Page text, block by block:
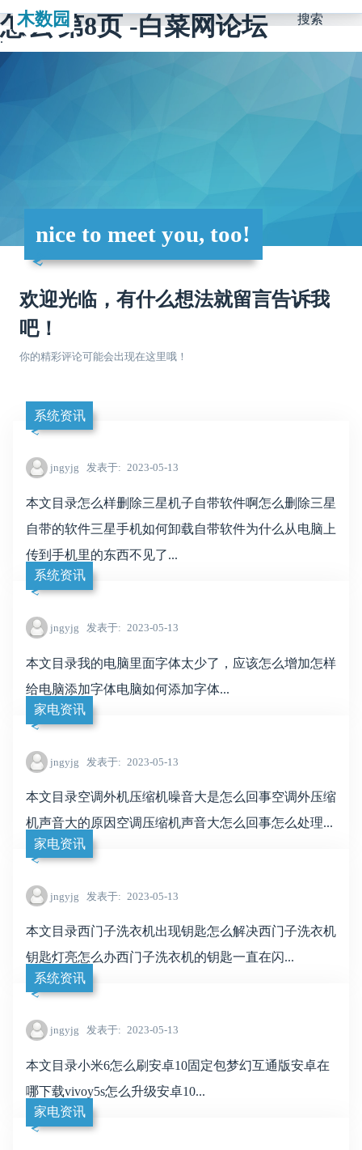
怎么 第8页 -白菜网论坛
木数园 搜索
nice to meet you, too!
欢迎光临，有什么想法就留言告诉我
吧！
你的精彩评论可能会出现在这里哦！
系统资讯
jngyjg 发表于 2023-05-13
本文目录怎么样删除三星机子自带软件啊怎么删除三星
自带的软件三星手机如何卸载自带软件为什么从电脑上
传到手机里的东西不见了...
系统资讯
jngyjg 发表于 2023-05-13
本文目录我的电脑里面字体太少了，应该怎么增加怎样
给电脑添加字体电脑如何添加字体...
家电资讯
jngyjg 发表于 2023-05-13
本文目录空调外机压缩机噪音大是怎么回事空调外压缩
机声音大的原因空调压缩机声音大怎么回事怎么处理...
家电资讯
jngyjg 发表于 2023-05-13
本文目录西门子洗衣机出现钥匙怎么解决西门子洗衣机
钥匙灯亮怎么办西门子洗衣机的钥匙一直在闪...
系统资讯
jngyjg 发表于 2023-05-13
本文目录小米6怎么刷安卓10固定包梦幻互通版安卓在
哪下载vivoy5s怎么升级安卓10...
家电资讯